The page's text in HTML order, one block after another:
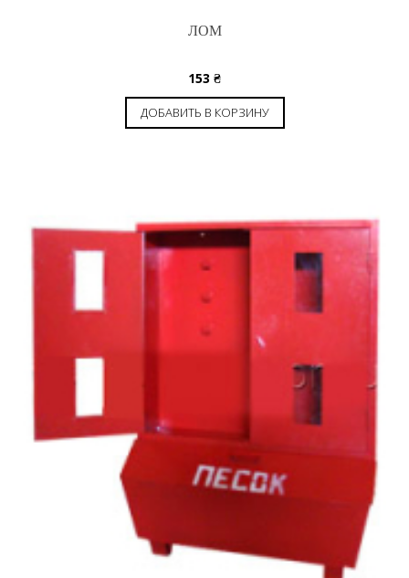
ЛОМ
153 ₴
ДОБАВИТЬ В КОРЗИНУ